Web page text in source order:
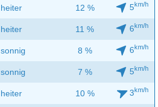
heiter 12 % 5km/h
heiter 11 % 6km/h
sonnig 8 % 6km/h
sonnig 7 % 5km/h
heiter 10 % 3km/h